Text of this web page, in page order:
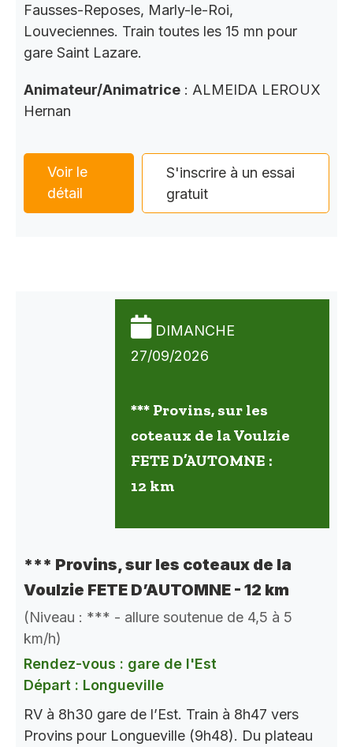
Fausses-Reposes, Marly-le-Roi,
Louveciennes. Train toutes les 15 mn pour
gare Saint Lazare.
Animateur/Animatrice : ALMEIDA LEROUX
Hernan
Voir le
détail
S'inscrire à un essai
gratuit
DIMANCHE
27/09/2026
*** Provins, sur les
coteaux de la Voulzie
FETE D’AUTOMNE :
12 km
*** Provins, sur les coteaux de la
Voulzie FETE D’AUTOMNE - 12 km
(Niveau : *** - allure soutenue de 4,5 à 5
km/h)
Rendez-vous : gare de l'Est
Départ : Longueville
RV à 8h30 gare de l’Est. Train à 8h47 vers
Provins pour Longueville (9h48). Du plateau